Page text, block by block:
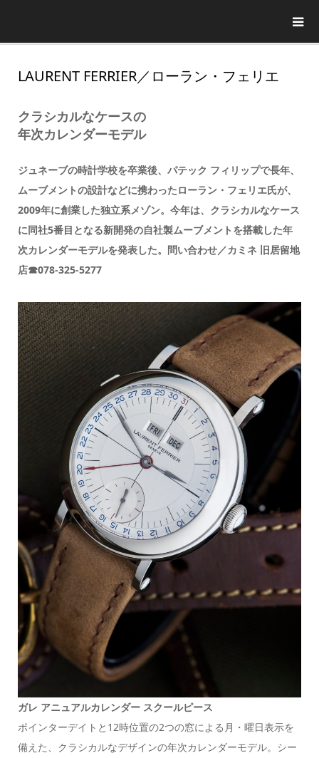
LAURENT FERRIER／ローラン・フェリエ
クラシカルなケースの
年次カレンダーモデル
ジュネーブの時計学校を卒業後、パテック フィリップで長年、
ムーブメントの設計などに携わったローラン・フェリエ氏が、
2009年に創業した独立系メゾン。今年は、クラシカルなケース
に同社5番目となる新開発の自社製ムーブメントを搭載した年
次カレンダーモデルを発表した。問い合わせ／カミネ 旧居留地
店☎078-325-5277
ガレ アニュアルカレンダー スクールピース
ポインターデイトと12時位置の2つの窓による月・曜日表示を
備えた、クラシカルなデザインの年次カレンダーモデル。シー